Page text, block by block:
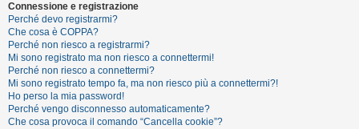
A
r
g
o
m
Connessione e registrazione
Perché devo registrarmi?
Che cosa è COPPA?
Perché non riesco a registrarmi?
Mi sono registrato ma non riesco a connettermi!
Perché non riesco a connettermi?
Mi sono registrato tempo fa, ma non riesco più a connettermi?!
Ho perso la mia password!
Perché vengo disconnesso automaticamente?
Che cosa provoca il comando “Cancella cookie”?